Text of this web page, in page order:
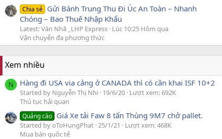
Chia sẻ Gửi Bánh Trung Thu Đi Úc An Toàn – Nhanh
Chóng – Bao Thuế Nhập Khẩu
Latest: Văn Nhã _LHP Express Lúc 10:25 Hôm qua
Vận chuyển đa phương thức
Xem nhiều
N Hàng đi USA via cảng ở CANADA thì có cần khai ISF 10+2
Started by Nguyễn Thị Nhi 19/6/20 Lượt xem: 692K
Thủ tục hải quan
Quảng cáo Giá Xe tải Faw 8 tấn Thùng 9M7 chở pallet.
Started by oToHungPhat 25/1/21
Lượt xem: 468K
Mua bán quốc tế